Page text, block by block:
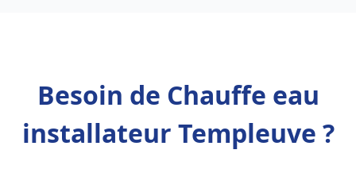
Besoin de Chauffe eau
installateur Templeuve ?